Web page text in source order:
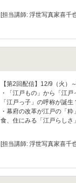
[担当講師: 浮世写真家喜千
【第2回配信】12/9（火）
・「江戸もの」から「江
「江戸っ子」の呼称が誕生
・幕府の改革が江戸の「粋
食、住にみる「江戸らしさ
[担当講師: 浮世写真家喜千